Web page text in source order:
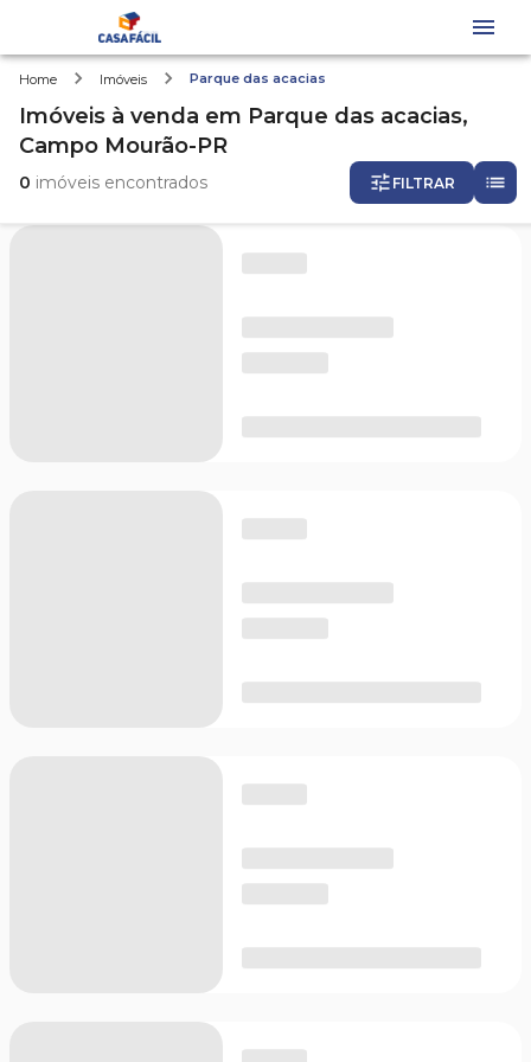
Home Imóveis Parque das acacias
Imóveis à venda em Parque das acacias,
Campo Mourão-PR
0 imóveis encontrados FILTRAR